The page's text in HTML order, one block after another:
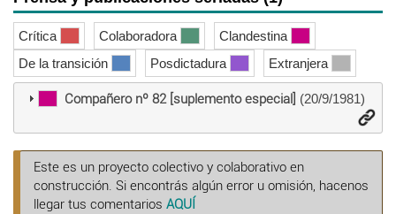
Crítica Colaboradora
Clandestina
De la transición
Posdictadura Extranjera
Compañero nº 82 [suplemento especial] (20/9/1981)
Este es un proyecto colectivo y colaborativo en
construcción. Si encontrás algún error u omisión, hacenos
llegar tus comentarios AQUÍ